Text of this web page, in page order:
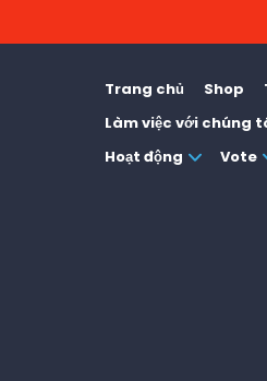
Trang chủ Shop
Làm việc với chúng
Hoạt động
Vote